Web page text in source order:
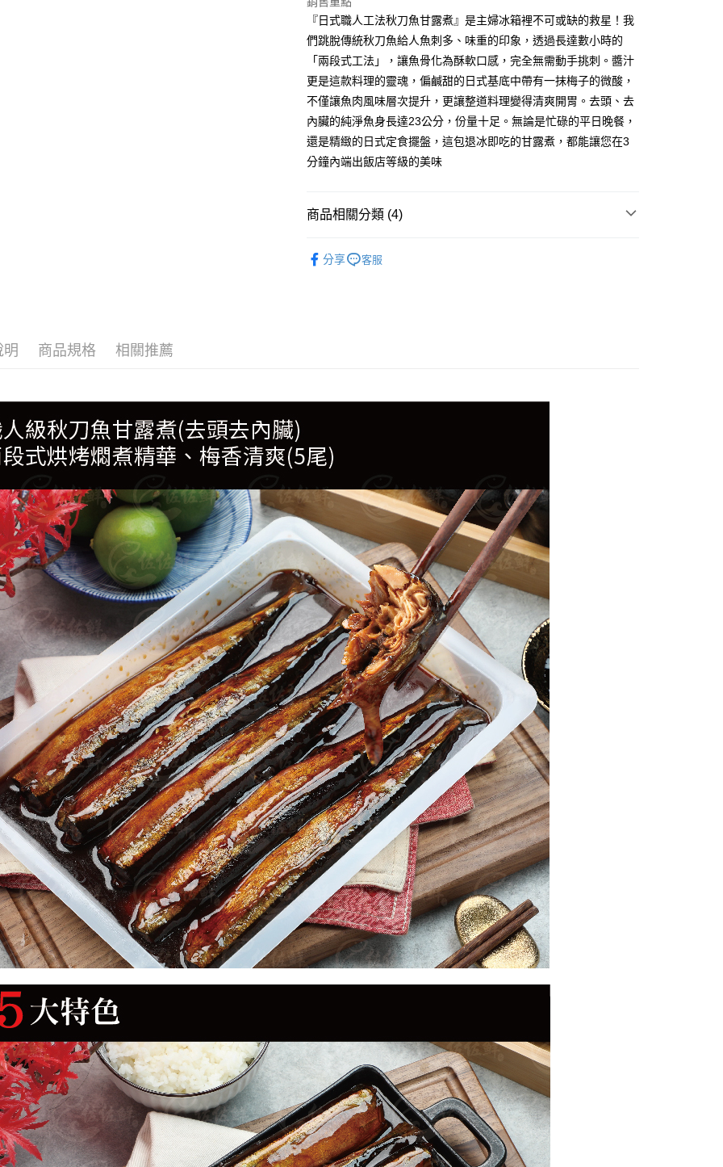
冷凍7-11取貨(快速到店，到貨後4天內需取貨)
每筆NT$150，滿NT$999(含以上)免運費
冷凍宅配-抗凍紙箱裝(可備註改保麗龍箱)
每筆NT$150，滿NT$999(含以上)免運費
冷凍貨到付款
『日式職人工法秋刀魚甘露煮』是主婦冰箱裡不可或缺的救星！我
們跳脫傳統秋刀魚給人魚刺多、味重的印象，透過長達數小時的
「兩段式工法」，讓魚骨化為酥軟口感，完全無需動手挑刺。醬汁
更是這款料理的靈魂，偏鹹甜的日式基底中帶有一抹梅子的微酸，
不僅讓魚肉風味層次提升，更讓整道料理變得清爽開胃。去頭、去
內臟的純淨魚身長達23公分，份量十足。無論是忙碌的平日晚餐，
還是精緻的日式定食擺盤，這包退冰即吃的甘露煮，都能讓您在3
分鐘內端出飯店等級的美味
商品相關分類 (4)
分享 客服
明 商品規格 相關推薦